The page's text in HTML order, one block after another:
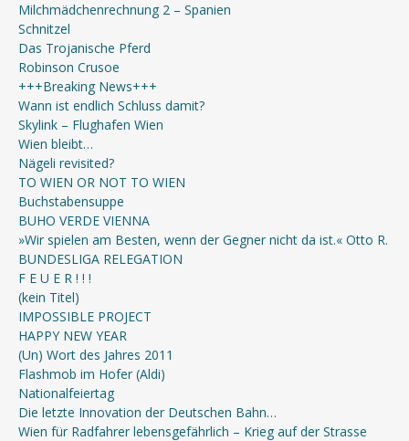
Milchmädchenrechnung 2 – Spanien
Schnitzel
Das Trojanische Pferd
Robinson Crusoe
+++Breaking News+++
Wann ist endlich Schluss damit?
Skylink – Flughafen Wien
Wien bleibt…
Nägeli revisited?
TO WIEN OR NOT TO WIEN
Buchstabensuppe
BUHO VERDE VIENNA
»Wir spielen am Besten, wenn der Gegner nicht da ist.« Otto R.
BUNDESLIGA RELEGATION
F E U E R ! ! !
(kein Titel)
IMPOSSIBLE PROJECT
HAPPY NEW YEAR
(Un) Wort des Jahres 2011
Flashmob im Hofer (Aldi)
Nationalfeiertag
Die letzte Innovation der Deutschen Bahn…
Wien für Radfahrer lebensgefährlich – Krieg auf der Strasse